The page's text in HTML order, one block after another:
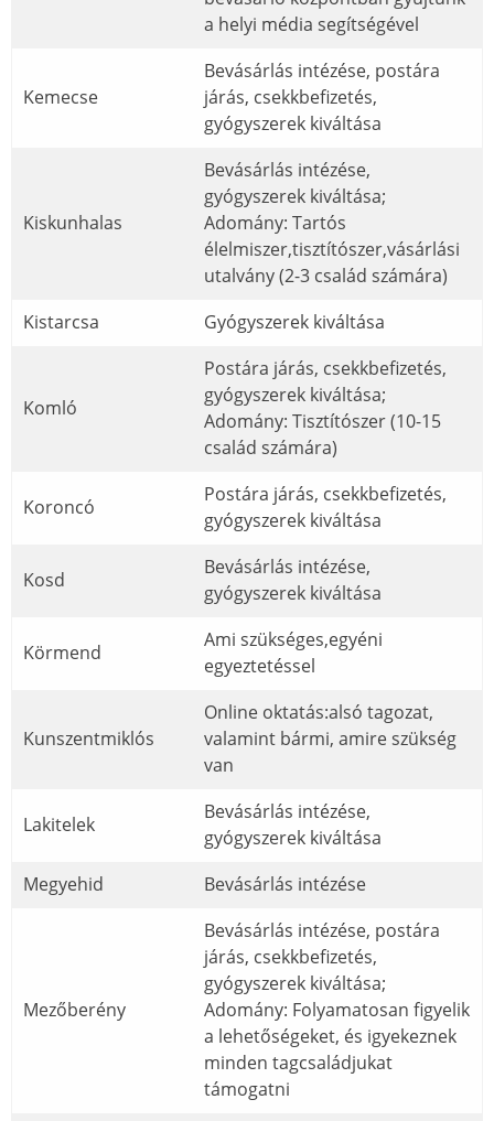
a helyi média segítségével
Kemecse
Bevásárlás intézése, postára
járás, csekkbefizetés,
gyógyszerek kiváltása
Kiskunhalas
Bevásárlás intézése,
gyógyszerek kiváltása;
Adomány: Tartós
élelmiszer,tisztítószer,vásárlási
utalvány (2-3 család számára)
Kistarcsa
Gyógyszerek kiváltása
Komló
Postára járás, csekkbefizetés,
gyógyszerek kiváltása;
Adomány: Tisztítószer (10-15
család számára)
Koroncó
Postára járás, csekkbefizetés,
gyógyszerek kiváltása
Kosd
Bevásárlás intézése,
gyógyszerek kiváltása
Körmend
Ami szükséges,egyéni
egyeztetéssel
Kunszentmiklós
Online oktatás:alsó tagozat,
valamint bármi, amire szükség
van
Lakitelek
Bevásárlás intézése,
gyógyszerek kiváltása
Megyehid
Bevásárlás intézése
Mezőberény
Bevásárlás intézése, postára
járás, csekkbefizetés,
gyógyszerek kiváltása;
Adomány: Folyamatosan figyelik
a lehetőségeket, és igyekeznek
minden tagcsaládjukat
támogatni